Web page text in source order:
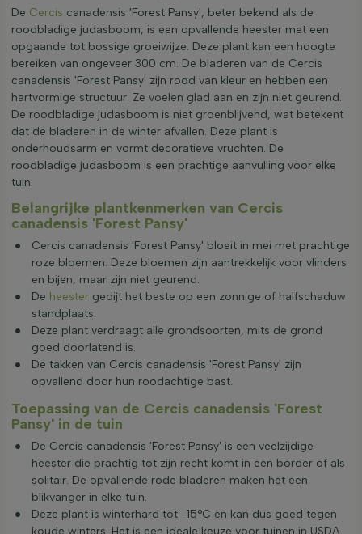
De Cercis canadensis 'Forest Pansy', beter bekend als de
roodbladige judasboom, is een opvallende heester met een
opgaande tot bossige groeiwijze. Deze plant kan een hoogte
bereiken van ongeveer 300 cm. De bladeren van de Cercis
canadensis 'Forest Pansy' zijn rood van kleur en hebben een
hartvormige structuur. Ze voelen glad aan en zijn niet geurend.
De roodbladige judasboom is niet groenblijvend, wat betekent
dat de bladeren in de winter afvallen. Deze plant is
onderhoudsarm en vormt decoratieve vruchten. De
roodbladige judasboom is een prachtige aanvulling voor elke
tuin.
Belangrijke plantkenmerken van Cercis
canadensis 'Forest Pansy'
Cercis canadensis 'Forest Pansy' bloeit in mei met prachtige
roze bloemen. Deze bloemen zijn aantrekkelijk voor vlinders
en bijen, maar zijn niet geurend.
De heester gedijt het beste op een zonnige of halfschaduw
standplaats.
Deze plant verdraagt alle grondsoorten, mits de grond
goed doorlatend is.
De takken van Cercis canadensis 'Forest Pansy' zijn
opvallend door hun roodachtige bast.
Toepassing van de Cercis canadensis 'Forest
Pansy' in de tuin
De Cercis canadensis 'Forest Pansy' is een veelzijdige
heester die prachtig tot zijn recht komt in een border of als
solitair. De opvallende rode bladeren maken het een
blikvanger in elke tuin.
Deze plant is winterhard tot -15°C en kan dus goed tegen
koude winters. Het is een ideale keuze voor tuinen in USDA